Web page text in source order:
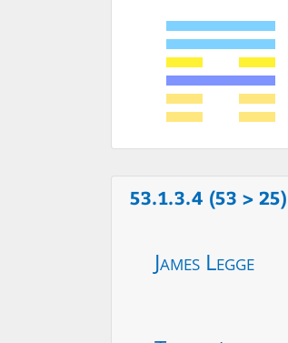
53.1.3.4 (53 > 25)
James Legge